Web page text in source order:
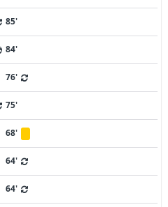
85'
84'
76'
75'
68'
64'
64'